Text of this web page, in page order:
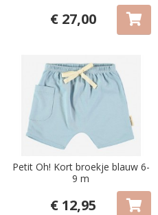
€ 27,00
Petit Oh! Kort broekje blauw 6-
9 m
€ 12,95